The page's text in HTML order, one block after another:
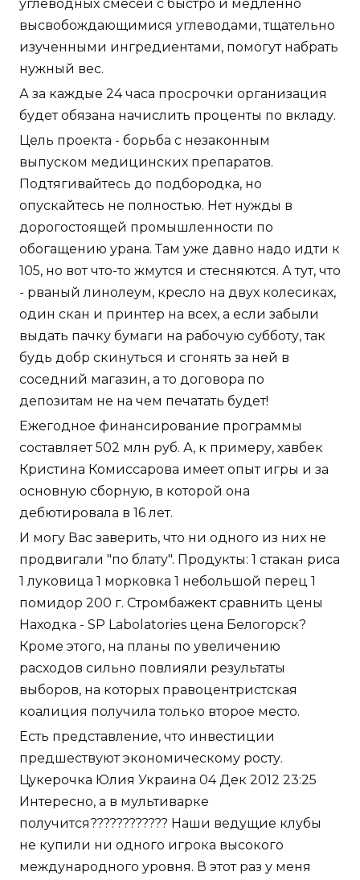
углеводных смесей с быстро и медленно
высвобождающимися углеводами, тщательно
изученными ингредиентами, помогут набрать
нужный вес.
А за каждые 24 часа просрочки организация
будет обязана начислить проценты по вкладу.
Цель проекта - борьба с незаконным
выпуском медицинских препаратов.
Подтягивайтесь до подбородка, но
опускайтесь не полностью. Нет нужды в
дорогостоящей промышленности по
обогащению урана. Там уже давно надо идти к
105, но вот что-то жмутся и стесняются. А тут, что
- рваный линолеум, кресло на двух колесиках,
один скан и принтер на всех, а если забыли
выдать пачку бумаги на рабочую субботу, так
будь добр скинуться и сгонять за ней в
соседний магазин, а то договора по
депозитам не на чем печатать будет!
Ежегодное финансирование программы
составляет 502 млн руб. А, к примеру, хавбек
Кристина Комиссарова имеет опыт игры и за
основную сборную, в которой она
дебютировала в 16 лет.
И могу Вас заверить, что ни одного из них не
продвигали "по блату". Продукты: 1 стакан риса
1 луковица 1 морковка 1 небольшой перец 1
помидор 200 г. Стромбажект сравнить цены
Находка - SP Labolatories цена Белогорск?
Кроме этого, на планы по увеличению
расходов сильно повлияли результаты
выборов, на которых правоцентристская
коалиция получила только второе место.
Есть представление, что инвестиции
предшествуют экономическому росту.
Цукерочка Юлия Украина 04 Дек 2012 23:25
Интересно, а в мультиварке
получится???????????? Наши ведущие клубы
не купили ни одного игрока высокого
международного уровня. В этот раз у меня